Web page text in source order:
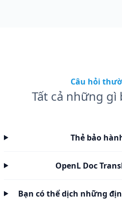
Câu hỏi
Tất cả những gì
Thẻ bảo
OpenL Doc
Bạn có thể dịch những